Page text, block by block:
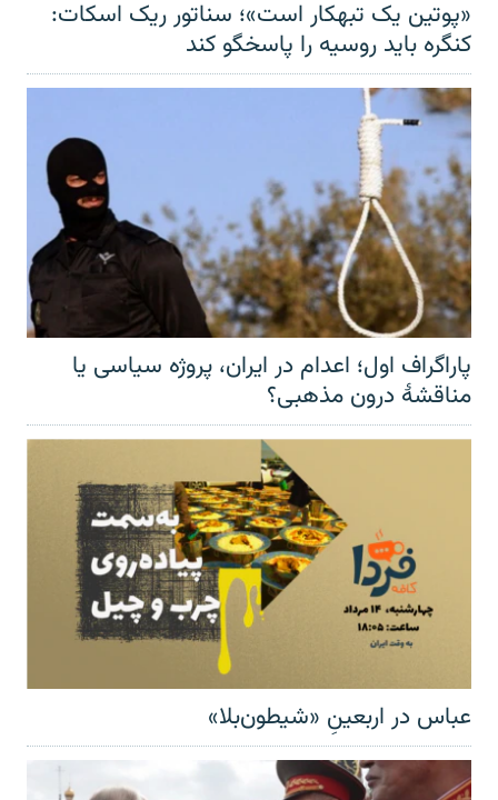
«پوتین یک تبهکار است»؛ سناتور ریک اسکات:
کنگره باید روسیه را پاسخگو کند
پاراگراف اول؛ اعدام در ایران، پروژه سیاسی یا
مناقشهٔ درون مذهبی؟
عباس در اربعینِ «شیطون‌بلا»